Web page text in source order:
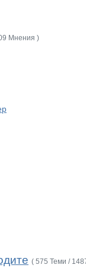
Мнения )
( 575 Теми /